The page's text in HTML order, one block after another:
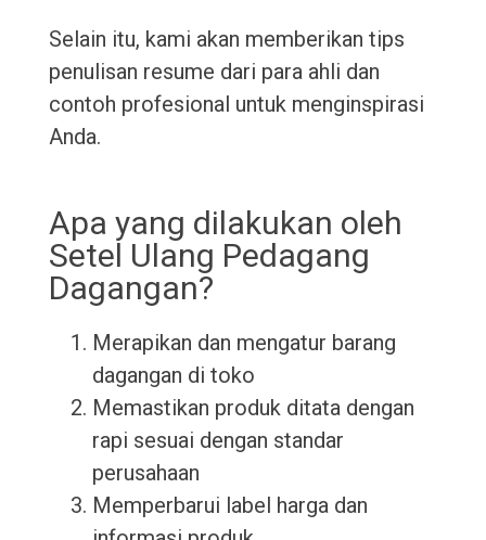
Selain itu, kami akan memberikan tips
penulisan resume dari para ahli dan
contoh profesional untuk menginspirasi
Anda.
Apa yang dilakukan oleh
Setel Ulang Pedagang
Dagangan?
Merapikan dan mengatur barang
dagangan di toko
Memastikan produk ditata dengan
rapi sesuai dengan standar
perusahaan
Memperbarui label harga dan